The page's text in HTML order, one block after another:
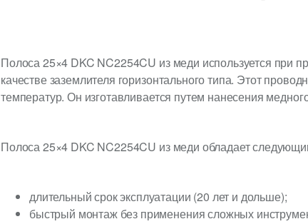
Полоса 25×4 DKC NC2254CU из меди используется при
качестве заземлителя горизонтального типа. Этот
температур. Он изготавливается путем нанесения
Полоса 25×4 DKC NC2254CU из меди обладает
длительный срок эксплуатации (20 лет и дольше);
быстрый монтаж без применения сложных